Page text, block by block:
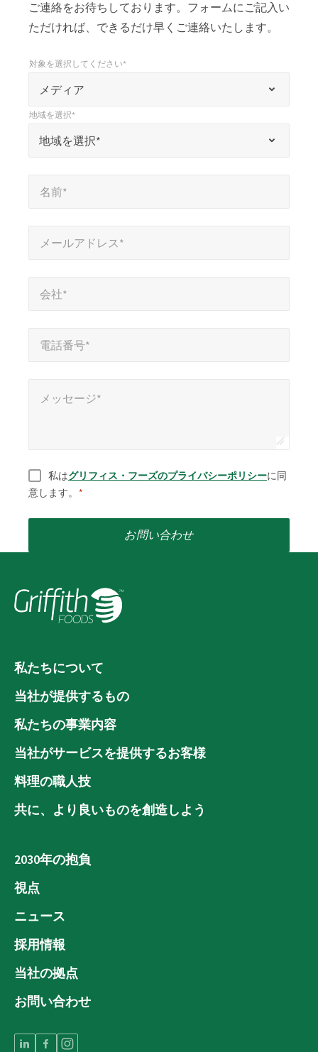
ご連絡をお待ちしております。フォームにご記入い
ただければ、できるだけ早くご連絡いたします。
」
メディア
対象を選択してください*
地域を選択*
地域を選択*
名前*
メールアドレス*
会社*
電話番号*
メッセージ*
同意
*
私はグリフィス・フーズのプライバシーポリシーに同
意します。 *
お問い合わせ
私たちについて
当社が提供するもの
私たちの事業内容
当社がサービスを提供するお客様
料理の職人技
共に、より良いものを創造しよう
2030年の抱負
視点
ニュース
採用情報
当社の拠点
お問い合わせ